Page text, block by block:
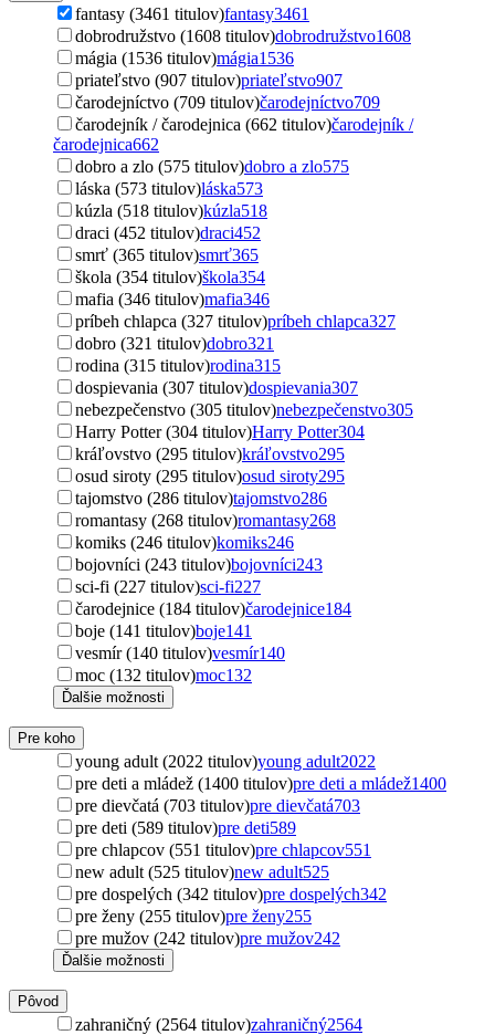
fantasy (3461 titulov)fantasy3461
dobrodružstvo (1608 titulov)dobrodružstvo1608
mágia (1536 titulov)mágia1536
priateľstvo (907 titulov)priateľstvo907
čarodejníctvo (709 titulov)čarodejníctvo709
čarodejník / čarodejnica (662 titulov)čarodejník /
čarodejnica662
dobro a zlo (575 titulov)dobro a zlo575
láska (573 titulov)láska573
kúzla (518 titulov)kúzla518
draci (452 titulov)draci452
smrť (365 titulov)smrť365
škola (354 titulov)škola354
mafia (346 titulov)mafia346
príbeh chlapca (327 titulov)príbeh chlapca327
dobro (321 titulov)dobro321
rodina (315 titulov)rodina315
dospievania (307 titulov)dospievania307
nebezpečenstvo (305 titulov)nebezpečenstvo305
Harry Potter (304 titulov)Harry Potter304
kráľovstvo (295 titulov)kráľovstvo295
osud siroty (295 titulov)osud siroty295
tajomstvo (286 titulov)tajomstvo286
romantasy (268 titulov)romantasy268
komiks (246 titulov)komiks246
bojovníci (243 titulov)bojovníci243
sci-fi (227 titulov)sci-fi227
čarodejnice (184 titulov)čarodejnice184
boje (141 titulov)boje141
vesmír (140 titulov)vesmír140
moc (132 titulov)moc132
Ďalšie možnosti
Pre koho
young adult (2022 titulov)young adult2022
pre deti a mládež (1400 titulov)pre deti a mládež1400
pre dievčatá (703 titulov)pre dievčatá703
pre deti (589 titulov)pre deti589
pre chlapcov (551 titulov)pre chlapcov551
new adult (525 titulov)new adult525
pre dospelých (342 titulov)pre dospelých342
pre ženy (255 titulov)pre ženy255
pre mužov (242 titulov)pre mužov242
Ďalšie možnosti
Pôvod
zahraničný (2564 titulov)zahraničný2564